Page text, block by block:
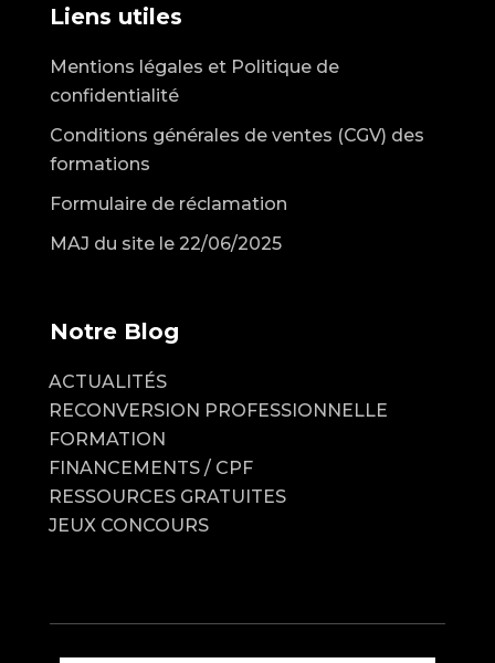
Liens utiles
Mentions légales et Politique de
confidentialité
Conditions générales de ventes (CGV) des
formations
Formulaire de réclamation
MAJ du site le 22/06/2025
Notre Blog
ACTUALITÉS
RECONVERSION PROFESSIONNELLE
FORMATION
FINANCEMENTS / CPF
RESSOURCES GRATUITES
JEUX CONCOURS